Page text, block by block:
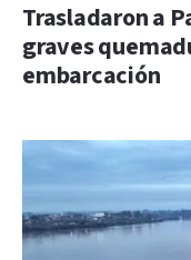
Trasladaron a
graves
embarcación